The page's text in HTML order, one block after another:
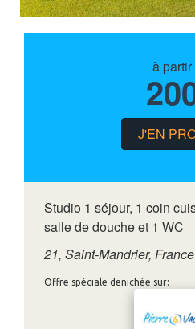
à
J'EN
Studio 1 séjour, 1 coin
salle de douche et 1 WC
21, Saint-Mandrier, France
Offre spéciale denichée sur: